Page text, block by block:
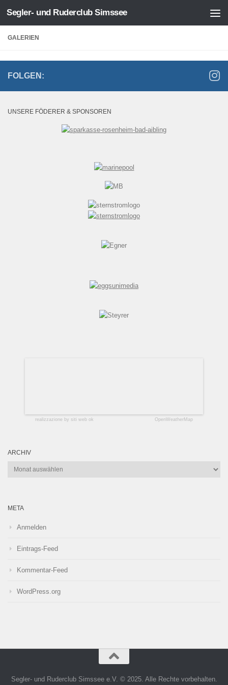
Zum Inhalt springen
Segler- und Ruderclub Simssee
GALERIEN
FOLGEN:
UNSERE FÖDERER & SPONSOREN
realizzazione by siti web ok OpenWeatherMap
ARCHIV
Archiv
META
Anmelden
Eintrags-Feed
Kommentar-Feed
WordPress.org
Segler- und Ruderclub Simssee e.V. © 2025. Alle Rechte vorbehalten.